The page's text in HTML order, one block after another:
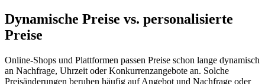
Dynamische Preise vs. personalisierte
Preise
Online-Shops und Plattformen passen Preise schon lange dynamisch
an Nachfrage, Uhrzeit oder Konkurrenzangebote an. Solche
Preisänderungen beruhen häufig auf Angebot und Nachfrage oder